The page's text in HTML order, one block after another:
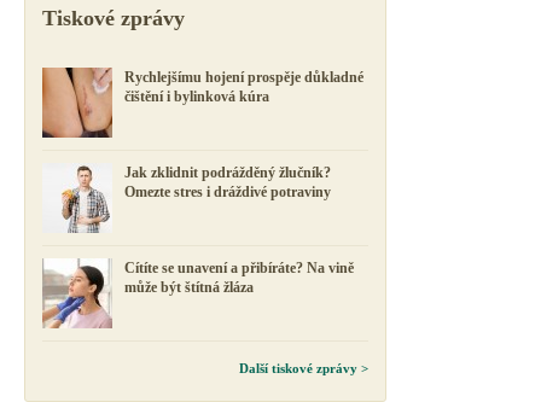
Tiskové zprávy
Rychlejšímu hojení prospěje důkladné
čištění i bylinková kúra
Jak zklidnit podrážděný žlučník?
Omezte stres i dráždivé potraviny
Cítíte se unavení a přibíráte? Na vině
může být štítná žláza
Další tiskové zprávy >